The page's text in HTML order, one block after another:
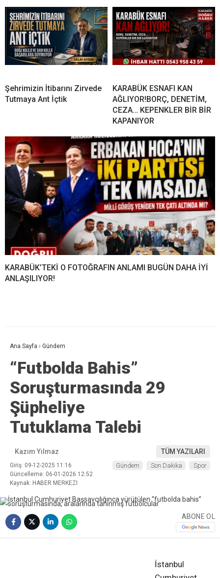
Şehrimizin İtibarını Zirvede
Tutmaya Ant İçtik
KARABÜK ESNAFI KAN
AĞLIYOR!BORÇ, DENETİM,
CEZA… KEPENKLER BİR BİR
KAPANIYOR
KARABÜK’TEKİ O FOTOĞRAFIN ANLAMI BUGÜN DAHA İYİ
ANLAŞILIYOR!
Ana Sayfa › Gündem
“Futbolda Bahis”
Soruşturmasında 29
Şüpheliye
Tutuklama Talebi
Kazım Yılmaz TÜM YAZILARI
Giriş: 09-12-2025 11:16
Güncelleme: 06-01-2026 12:52
Kaynak: HABER MERKEZI
Gündem Son Dakika Spor
ABONE OL
İstanbul